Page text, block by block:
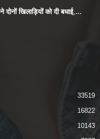
खिलाड़ियों को दी बधाई,...
33519
16822
10143